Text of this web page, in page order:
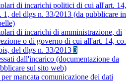
di incarichi politici di cui all'art. 14,
1, del dlgs n. 33/2013 (da pubblicare in
di incarichi di amministrazione, di
o di governo di cui all'art. 14, co.
del dlgs n. 33/2013 3
dall'incarico (documentazione da
sul sito web)
mancata comunicazione dei dati